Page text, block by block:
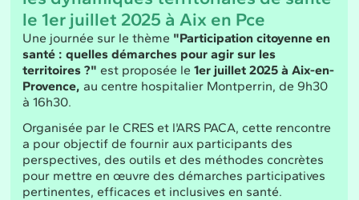
le 1er juillet 2025 à Aix en Pce
Une journée sur le thème "Participation citoyenne en
santé : quelles démarches pour agir sur les
territoires ?"est proposée le1er juillet 2025 à Aix-en-
Provence, au centre hospitalier Montperrin, de 9h30
à 16h30.
Organisée par le CRES et l'ARS PACA, cette rencontre
a pour objectif de fournir aux participants des
perspectives, des outils et des méthodes concrètes
pour mettre en œuvre des démarches participatives
pertinentes, efficaces et inclusives en santé.